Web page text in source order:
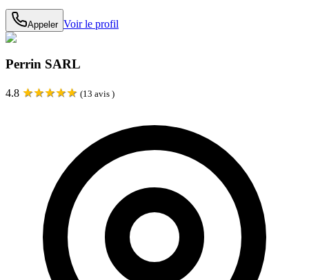
Appeler Voir le profil
Perrin SARL
4.8 ★★★★★ (13 avis )